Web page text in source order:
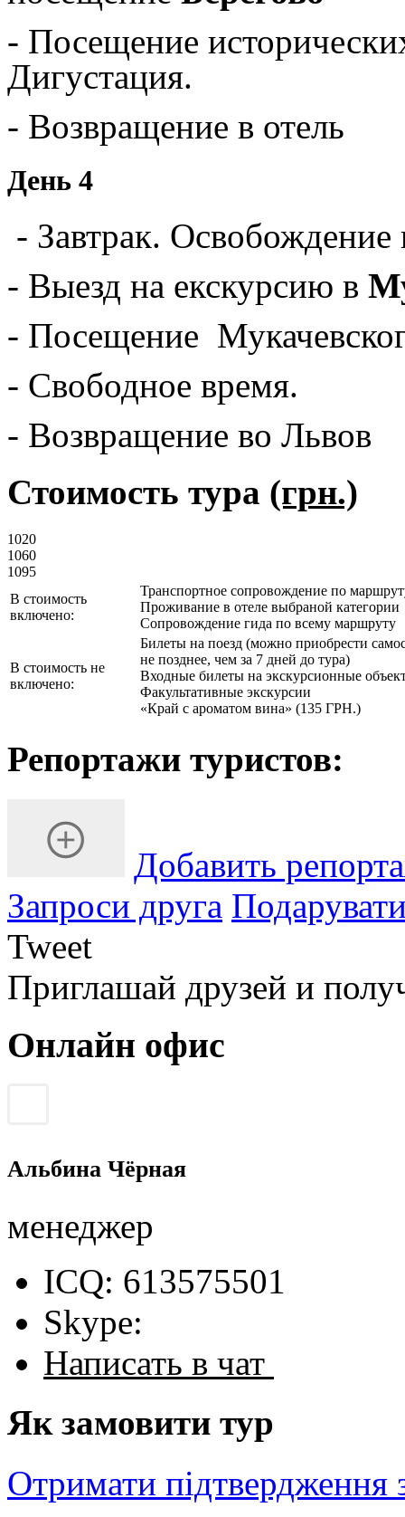
- Посещение
Дигустация.
- Возвращение в отель
День 4
- Завтрак. Освобождение
- Выезд на екскурсию в
- Посещение
- Свободное время.
- Возвращение во Львов
Стоимость тура (грн.)
1020
1060
1095
В стоимость
включено:
Транспортное сопровождение по
Проживание в отеле выбраной категории
Сопровождение гида по всему маршруту
В стоимость не
включено:
Билеты на поезд (можно приобрести
не позднее, чем за 7 дней до тура)
Входные билеты на экскурсионные
Факультативные экскурсии
«Край с ароматом вина» (135 ГРН.)
Репортажи туристов:
Добавить
Запроси друга
Tweet
Приглашай друзей и
Онлайн офис
Альбина Чёрная
менеджер
ICQ: 613575501
Skype:
Написать в чат
Як замовити тур
Отримати підтвердження